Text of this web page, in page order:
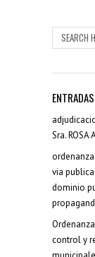
Sra. ROSA
via
dominio
control y